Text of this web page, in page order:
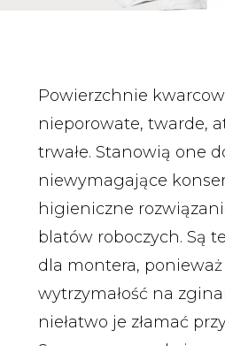
Powierzchnie
nieporowate, twarde,
trwałe. Stanowią one
niewymagające
higieniczne
blatów roboczych. Są
dla montera,
wytrzymałość na
niełatwo je złamać